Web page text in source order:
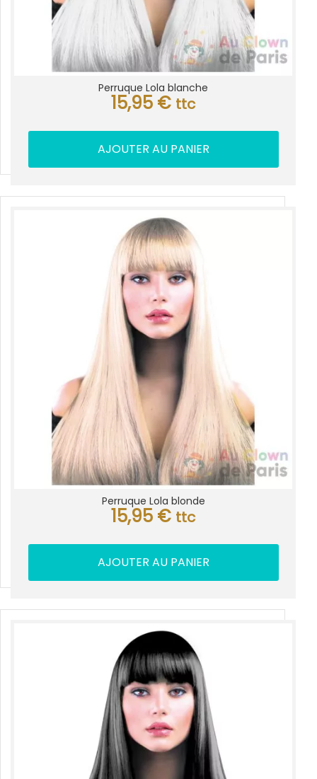
Perruque Lola blanche
15,95 € ttc
AJOUTER AU PANIER
Perruque Lola blonde
15,95 € ttc
AJOUTER AU PANIER